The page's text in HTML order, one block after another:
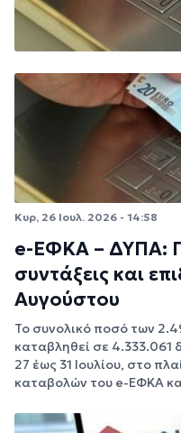
Κυρ, 26 Ιουλ. 2026 - 14:58
e-ΕΦΚΑ – ΔΥΠΑ:
συντάξεις και
Αυγούστου
Το συνολικό ποσό των
καταβληθεί σε 4.333.061
27 έως 31 Ιουλίου, στο
καταβολών του e-ΕΦΚΑ